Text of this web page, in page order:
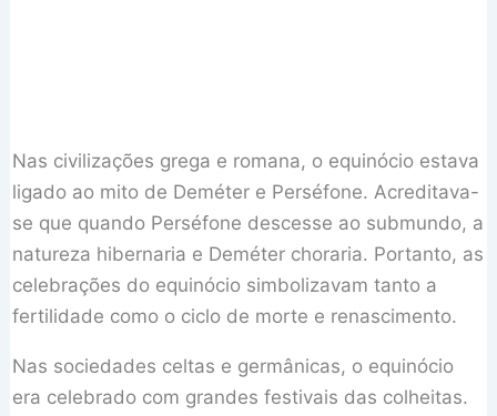
Nas civilizações grega e romana, o equinócio estava
ligado ao mito de Deméter e Perséfone. Acreditava-
se que quando Perséfone descesse ao submundo, a
natureza hibernaria e Deméter choraria. Portanto, as
celebrações do equinócio simbolizavam tanto a
fertilidade como o ciclo de morte e renascimento.
Nas sociedades celtas e germânicas, o equinócio
era celebrado com grandes festivais das colheitas.